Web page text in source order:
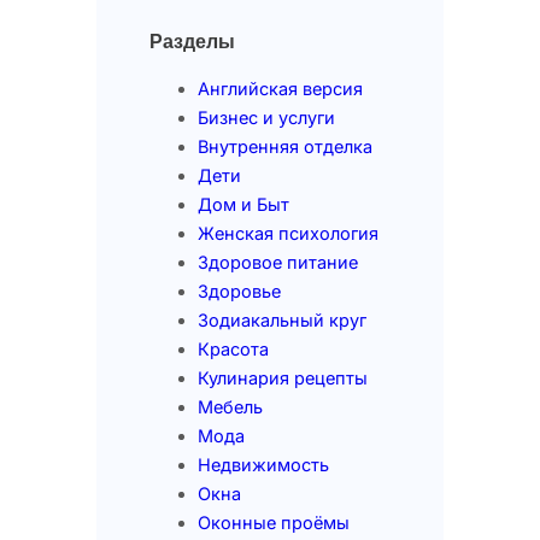
Разделы
Английская версия
Бизнес и услуги
Внутренняя отделка
Дети
Дом и Быт
Женская психология
Здоровое питание
Здоровье
Зодиакальный круг
Красота
Кулинария рецепты
Мебель
Мода
Недвижимость
Окна
Оконные проёмы